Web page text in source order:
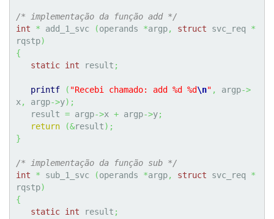
/* implementação da função add */
int
* add_1_svc (operands *argp, struct svc_req *
rqstp)
{
static int result ;
printf ( "Recebi chamado: add %d %d\n" , argp->
x, argp->y) ;
   result
= argp->x + argp->y;
return
(&result) ;
}
/* implementação da função sub */
int
* sub_1_svc (operands *argp, struct svc_req *
rqstp)
{
static int result ;